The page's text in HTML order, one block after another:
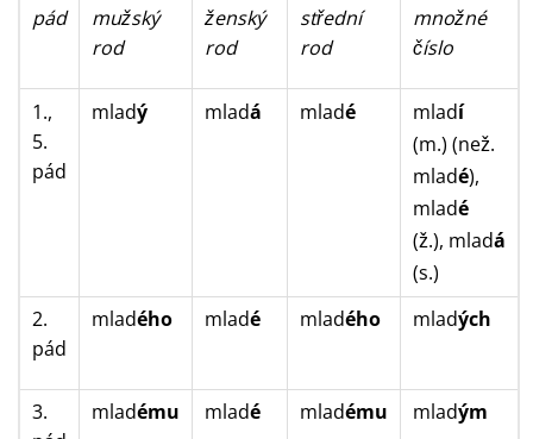
pád
mužský
rod
ženský
rod
střední
rod
množné
číslo
1.,
5.
pád
mladý mladá mladé mladí
(m.) (než.
mladé),
mladé
(ž.), mladá
(s.)
2.
pád
mladého mladé mladého mladých
3.
mladému mladé mladému mladým